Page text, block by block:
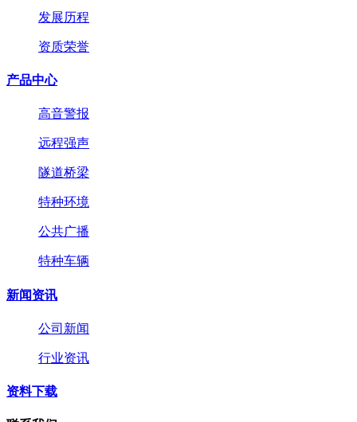
发展历程
资质荣誉
产品中心
高音警报
远程强声
隧道桥梁
特种环境
公共广播
特种车辆
新闻资讯
公司新闻
行业资讯
资料下载